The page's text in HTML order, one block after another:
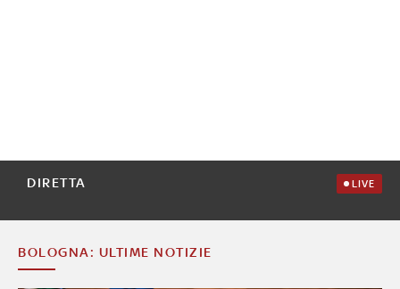
DIRETTA LIVE
BOLOGNA: ULTIME NOTIZIE